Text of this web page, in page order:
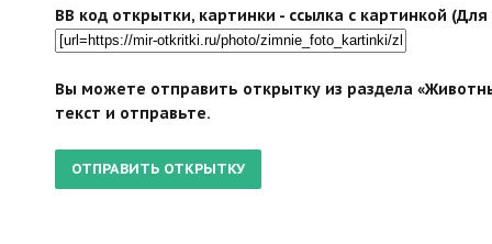
BB код открытки, картинки - ссылка с картинкой
Вы можете отправить открытку из раздела
текст и отправьте.